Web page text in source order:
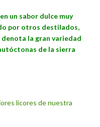
un sabor dulce muy
por otros destilados,
la gran variedad
de la sierra
licores de nuestra